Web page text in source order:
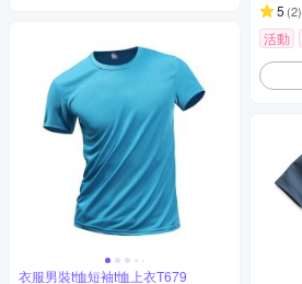
衣服男裝t恤短袖t恤上衣T679
5 (2)
活動